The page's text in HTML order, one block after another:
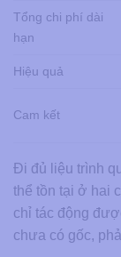
Tổng chi phí dài
hạn
Hiệu quả
Cam kết
Đi đủ liệu trình
thể tồn tại ở hai
chỉ tác động
chưa có gốc,